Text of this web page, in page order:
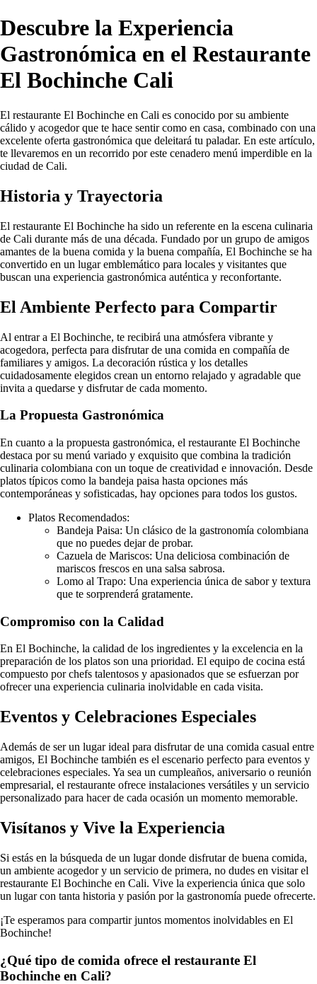
Descubre la Experiencia
Gastronómica en el Restaurante
El Bochinche Cali
El restaurante El Bochinche en Cali es conocido por su ambiente
cálido y acogedor que te hace sentir como en casa, combinado con una
excelente oferta gastronómica que deleitará tu paladar. En este artículo,
te llevaremos en un recorrido por este cenadero menú imperdible en la
ciudad de Cali.
Historia y Trayectoria
El restaurante El Bochinche ha sido un referente en la escena culinaria
de Cali durante más de una década. Fundado por un grupo de amigos
amantes de la buena comida y la buena compañía, El Bochinche se ha
convertido en un lugar emblemático para locales y visitantes que
buscan una experiencia gastronómica auténtica y reconfortante.
El Ambiente Perfecto para Compartir
Al entrar a El Bochinche, te recibirá una atmósfera vibrante y
acogedora, perfecta para disfrutar de una comida en compañía de
familiares y amigos. La decoración rústica y los detalles
cuidadosamente elegidos crean un entorno relajado y agradable que
invita a quedarse y disfrutar de cada momento.
La Propuesta Gastronómica
En cuanto a la propuesta gastronómica, el restaurante El Bochinche
destaca por su menú variado y exquisito que combina la tradición
culinaria colombiana con un toque de creatividad e innovación. Desde
platos típicos como la bandeja paisa hasta opciones más
contemporáneas y sofisticadas, hay opciones para todos los gustos.
Platos Recomendados:
Bandeja Paisa: Un clásico de la gastronomía colombiana
que no puedes dejar de probar.
Cazuela de Mariscos: Una deliciosa combinación de
mariscos frescos en una salsa sabrosa.
Lomo al Trapo: Una experiencia única de sabor y textura
que te sorprenderá gratamente.
Compromiso con la Calidad
En El Bochinche, la calidad de los ingredientes y la excelencia en la
preparación de los platos son una prioridad. El equipo de cocina está
compuesto por chefs talentosos y apasionados que se esfuerzan por
ofrecer una experiencia culinaria inolvidable en cada visita.
Eventos y Celebraciones Especiales
Además de ser un lugar ideal para disfrutar de una comida casual entre
amigos, El Bochinche también es el escenario perfecto para eventos y
celebraciones especiales. Ya sea un cumpleaños, aniversario o reunión
empresarial, el restaurante ofrece instalaciones versátiles y un servicio
personalizado para hacer de cada ocasión un momento memorable.
Visítanos y Vive la Experiencia
Si estás en la búsqueda de un lugar donde disfrutar de buena comida,
un ambiente acogedor y un servicio de primera, no dudes en visitar el
restaurante El Bochinche en Cali. Vive la experiencia única que solo
un lugar con tanta historia y pasión por la gastronomía puede ofrecerte.
¡Te esperamos para compartir juntos momentos inolvidables en El
Bochinche!
¿Qué tipo de comida ofrece el restaurante El
Bochinche en Cali?